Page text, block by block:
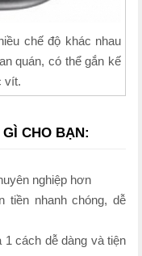
chế độ khác nhau
quán, có thể gắn kế
vít.
CHO BẠN:
nghiệp hơn
tiền nhanh chóng, dễ
cách dễ dàng và tiện